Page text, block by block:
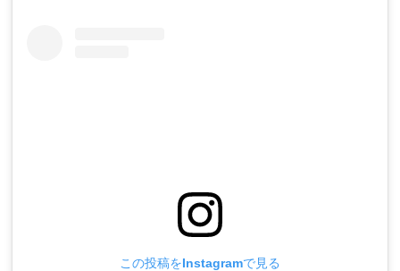
この投稿をInstagramで見る